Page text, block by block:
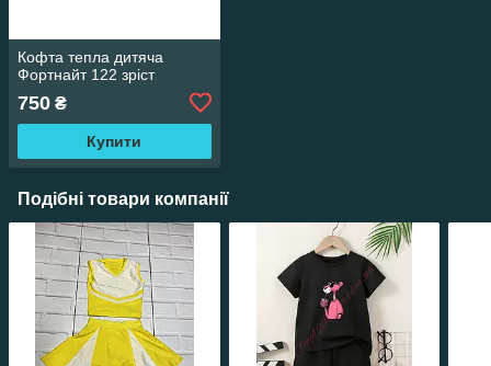
Кофта тепла дитяча
Фортнайт 122 зріст
750 ₴
Купити
Подібні товари компанії